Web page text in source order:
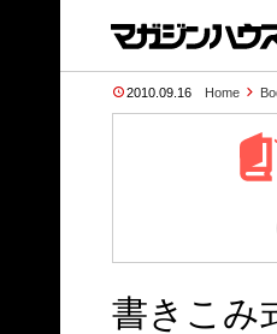
2010.09.16 Home
書きこみ